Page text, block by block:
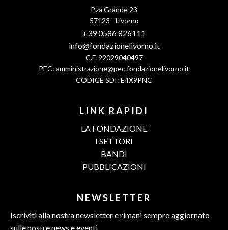
P.za Grande 23
57123 - Livorno
+39 0586 826111
info@fondazionelivorno.it
C.F. 92029040497
PEC: amministrazione@pec.fondazionelivorno.it
CODICE SDI: E4X9PNC
LINK RAPIDI
LA FONDAZIONE
I SETTORI
BANDI
PUBBLICAZIONI
NEWSLETTER
Iscriviti alla nostra newsletter e rimani sempre aggiornato
sulle nostre news e eventi.